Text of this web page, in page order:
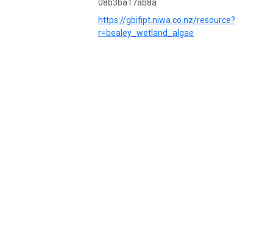
08b3ba17ab8a
https://gbifipt.niwa.co.nz/resource?
r=bealey_wetland_algae